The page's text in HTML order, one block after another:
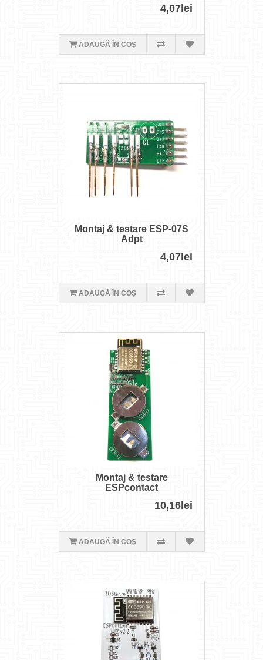
4,07lei
ADAUGĂ ÎN COŞ
Montaj & testare ESP-07S
Adpt
4,07lei
ADAUGĂ ÎN COŞ
Montaj & testare
ESPcontact
10,16lei
ADAUGĂ ÎN COŞ